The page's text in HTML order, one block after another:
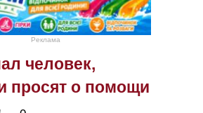
Реклама
человек,
просят о помощи